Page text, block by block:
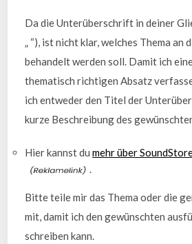
Da die Unterüberschrift in deiner
„ “), ist nicht klar, welches Thema an
behandelt werden soll. Damit ich
thematisch richtigen Absatz
ich entweder den Titel der
kurze Beschreibung des
Hier kannst dumehr über
.
Bitte teile mir das Thema oder die
mit, damit ich den gewünschten
schreiben kann.